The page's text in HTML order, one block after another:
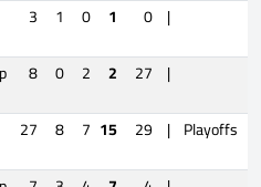
3 1 0 1 0 |
8 0 2 2 27 |
27 8 7 15 29 | Playoffs